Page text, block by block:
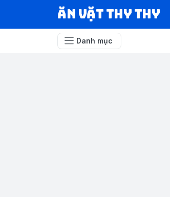
Ăn vặt Thy Thy
Danh mục